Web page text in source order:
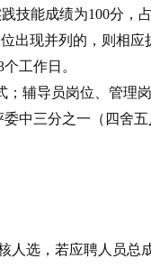
技能成绩为100分，
出现并列的，则相应
个工作日。
；辅导员岗位、管理
中三分之一（四舍
人选，若应聘人员总